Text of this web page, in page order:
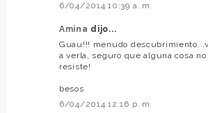
6/04/2014 10:39 a. m.
Amina dijo...
Guau!!! menudo
a verla, seguro que alguna cosa
resiste!
besos
6/04/2014 12:16 p. m.